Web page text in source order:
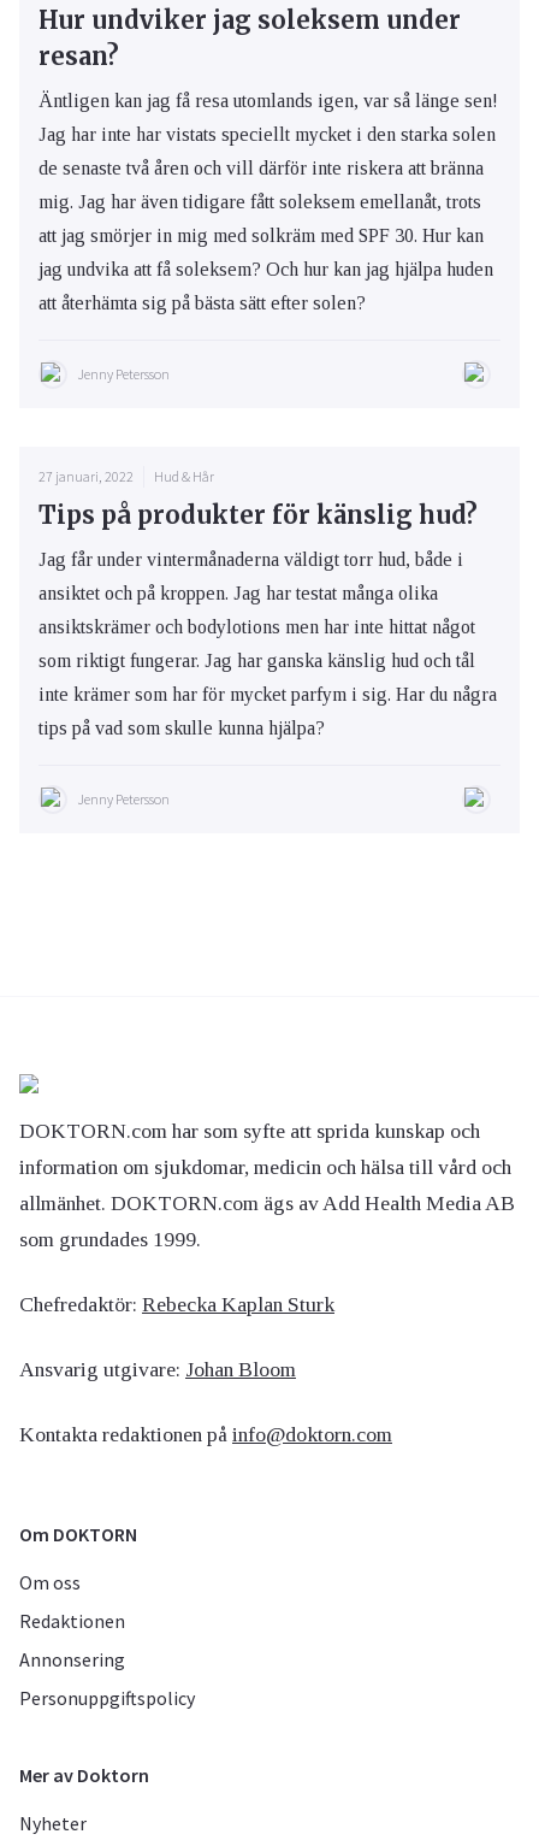
Hur undviker jag soleksem under
resan?
Äntligen kan jag få resa utomlands igen, var så länge sen!
Jag har inte har vistats speciellt mycket i den starka solen
de senaste två åren och vill därför inte riskera att bränna
mig. Jag har även tidigare fått soleksem emellanåt, trots
att jag smörjer in mig med solkräm med SPF 30. Hur kan
jag undvika att få soleksem? Och hur kan jag hjälpa huden
att återhämta sig på bästa sätt efter solen?
Jenny Petersson
27 januari, 2022 Hud & Hår
Tips på produkter för känslig hud?
Jag får under vintermånaderna väldigt torr hud, både i
ansiktet och på kroppen. Jag har testat många olika
ansiktskrämer och bodylotions men har inte hittat något
som riktigt fungerar. Jag har ganska känslig hud och tål
inte krämer som har för mycket parfym i sig. Har du några
tips på vad som skulle kunna hjälpa?
Jenny Petersson
DOKTORN.com har som syfte att sprida kunskap och
information om sjukdomar, medicin och hälsa till vård och
allmänhet. DOKTORN.com ägs av Add Health Media AB
som grundades 1999.
Chefredaktör: Rebecka Kaplan Sturk
Ansvarig utgivare: Johan Bloom
Kontakta redaktionen på info@doktorn.com
Om DOKTORN
Om oss
Redaktionen
Annonsering
Personuppgiftspolicy
Mer av Doktorn
Nyheter